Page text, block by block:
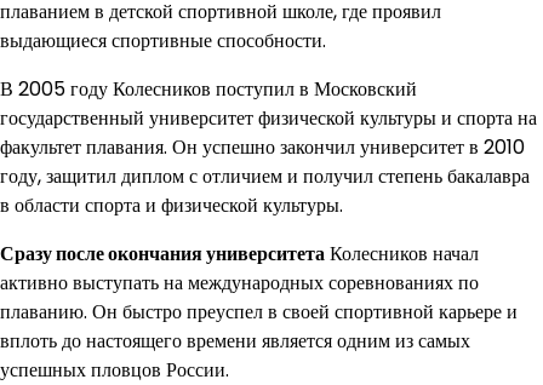
плаванием в детской спортивной школе, где проявил
выдающиеся спортивные способности.
В 2005 году Колесников поступил в Московский
государственный университет физической культуры и спорта на
факультет плавания. Он успешно закончил университет в 2010
году, защитил диплом с отличием и получил степень бакалавра
в области спорта и физической культуры.
Сразу после окончания университетаКолесников начал
активно выступать на международных соревнованиях по
плаванию. Он быстро преуспел в своей спортивной карьере и
вплоть до настоящего времени является одним из самых
успешных пловцов России.